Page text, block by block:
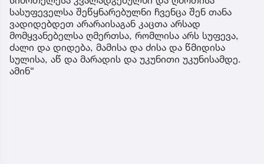
სასუფეველსა შეწყნარებულნი ჩვენცა შენ თანა
ვადიდებდეთ არარაისაგან კაცთა არსად
მომყვანებელსა ღმერთსა, რომლისა არს სუფევა,
ძალი და დიდება, მამისა და ძისა და წმიდისა
სულისა, აწ და მარადის და უკუნითი უკუნისამდე.
ამინ“